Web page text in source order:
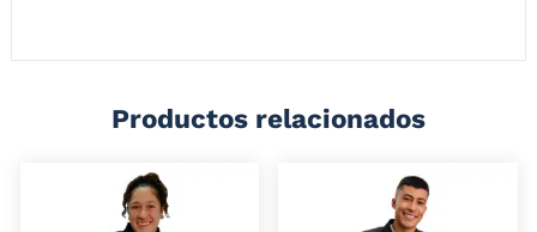
Productos relacionados